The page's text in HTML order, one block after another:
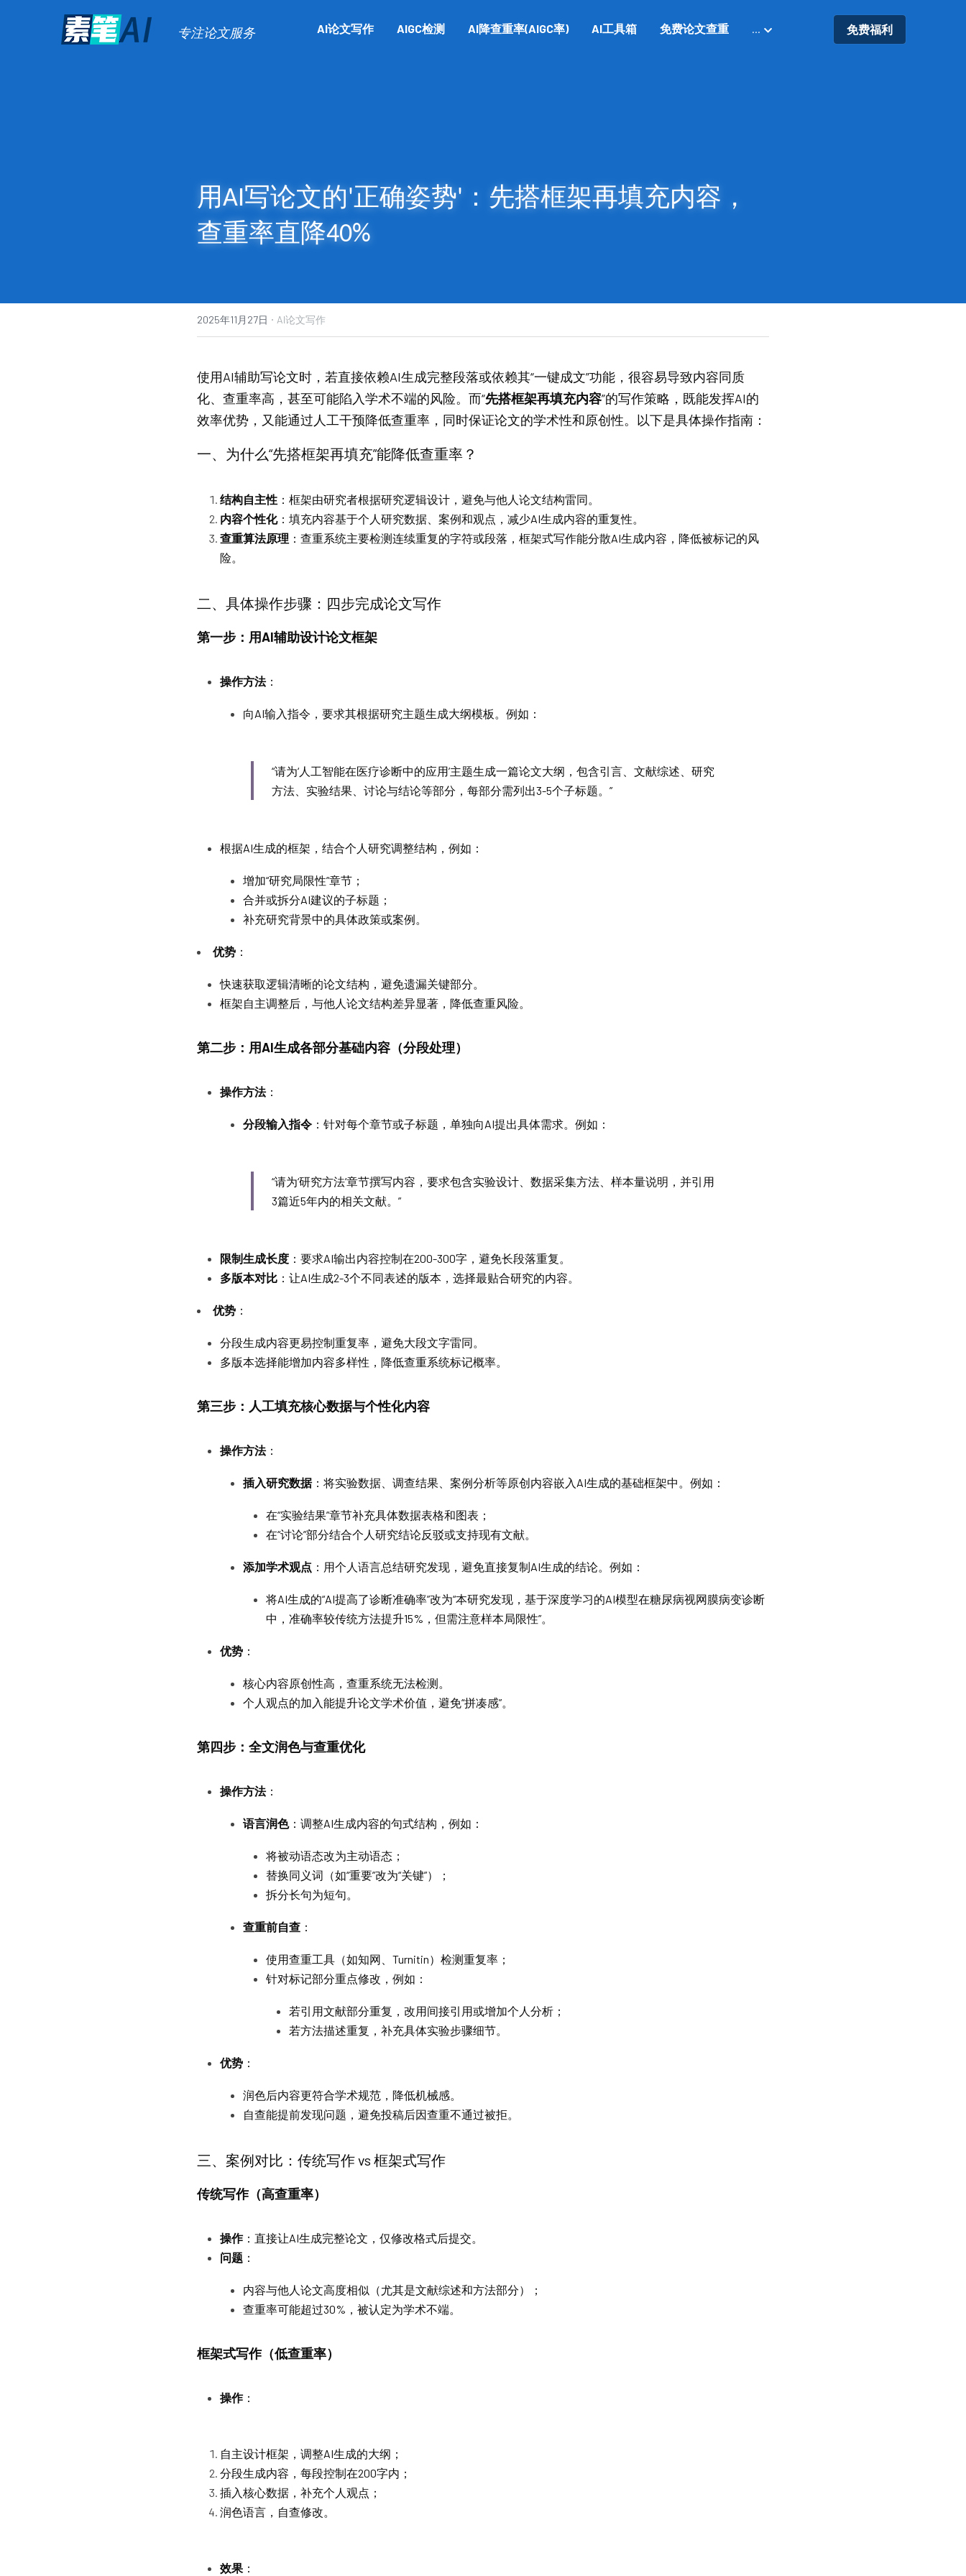
专注论文服务 AI论文写作 AIGC检测 AI降查重率(AIGC率) AI工具箱 免费论文查重 … 免费福利
用AI写论文的'正确姿势'：先搭框架再填充内容，
查重率直降40%
2025年11月27日 · AI论文写作
使用AI辅助写论文时，若直接依赖AI生成完整段落或依赖其“一键成文”功能，很容易导致内容同质
化、查重率高，甚至可能陷入学术不端的风险。而“先搭框架再填充内容”的写作策略，既能发挥AI的
效率优势，又能通过人工干预降低查重率，同时保证论文的学术性和原创性。以下是具体操作指南：
一、为什么“先搭框架再填充”能降低查重率？
结构自主性 ：框架由研究者根据研究逻辑设计，避免与他人论文结构雷同。
内容个性化：填充内容基于个人研究数据、案例和观点，减少AI生成内容的重复性。
查重算法原理 ：查重系统主要检测连续重复的字符或段落，框架式写作能分散AI生成内容，降低被标记的风
险。
二、具体操作步骤：四步完成论文写作
第一步：用AI辅助设计论文框架
操作方法：
向AI输入指令，要求其根据研究主题生成大纲模板。例如：
“请为‘人工智能在医疗诊断中的应用’主题生成一篇论文大纲，包含引言、文献综述、研究
方法、实验结果、讨论与结论等部分，每部分需列出3-5个子标题。”
根据AI生成的框架，结合个人研究调整结构，例如：
增加“研究局限性”章节；
合并或拆分AI建议的子标题；
补充研究背景中的具体政策或案例。
优势 ：
快速获取逻辑清晰的论文结构，避免遗漏关键部分。
框架自主调整后，与他人论文结构差异显著，降低查重风险。
第二步：用AI生成各部分基础内容（分段处理）
操作方法：
分段输入指令 ：针对每个章节或子标题，单独向AI提出具体需求。例如：
“请为‘研究方法’章节撰写内容，要求包含实验设计、数据采集方法、样本量说明，并引用
3篇近5年内的相关文献。”
限制生成长度 ：要求AI输出内容控制在200-300字，避免长段落重复。
多版本对比 ：让AI生成2-3个不同表述的版本，选择最贴合研究的内容。
优势 ：
分段生成内容更易控制重复率，避免大段文字雷同。
多版本选择能增加内容多样性，降低查重系统标记概率。
第三步：人工填充核心数据与个性化内容
操作方法：
插入研究数据：将实验数据、调查结果、案例分析等原创内容嵌入AI生成的基础框架中。例如：
在“实验结果”章节补充具体数据表格和图表；
在“讨论”部分结合个人研究结论反驳或支持现有文献。
添加学术观点 ：用个人语言总结研究发现，避免直接复制AI生成的结论。例如：
将AI生成的“AI提高了诊断准确率”改为“本研究发现，基于深度学习的AI模型在糖尿病视网膜病变诊断
中，准确率较传统方法提升15%，但需注意样本局限性”。
优势 ：
核心内容原创性高，查重系统无法检测。
个人观点的加入能提升论文学术价值，避免“拼凑感”。
第四步：全文润色与查重优化
操作方法：
语言润色：调整AI生成内容的句式结构，例如：
将被动语态改为主动语态；
替换同义词（如“重要”改为“关键”）；
拆分长句为短句。
查重前自查 ：
使用查重工具（如知网、Turnitin）检测重复率；
针对标记部分重点修改，例如：
若引用文献部分重复，改用间接引用或增加个人分析；
若方法描述重复，补充具体实验步骤细节。
优势 ：
润色后内容更符合学术规范，降低机械感。
自查能提前发现问题，避免投稿后因查重不通过被拒。
三、案例对比：传统写作 vs 框架式写作
传统写作（高查重率）
操作：直接让AI生成完整论文，仅修改格式后提交。
问题 ：
内容与他人论文高度相似（尤其是文献综述和方法部分）；
查重率可能超过30%，被认定为学术不端。
框架式写作（低查重率）
操作：
自主设计框架，调整AI生成的大纲；
分段生成内容，每段控制在200字内；
插入核心数据，补充个人观点；
润色语言，自查修改。
效果 ：